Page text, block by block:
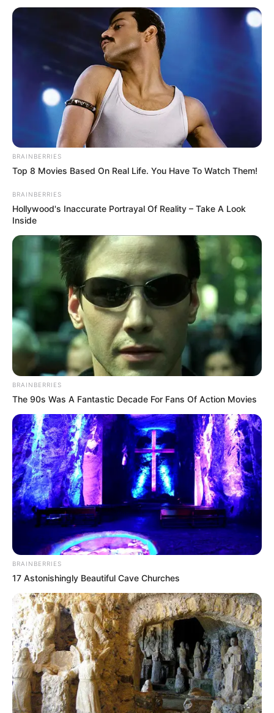
Departamento de Esporte e Lazer
segue preparativos para adaptar
piscina para aulas de
hidroginástica
Departamento de Esporte e Lazer segue preparativos para
adaptar piscina para aulas de hidroginástica.
Fonte: Assessoria
ESPORTE 24/06/2023 Foto: Divulgação
ShareFacebookWhatsAppTelegramMessenger
X
Departamento de Esporte e Lazer segue preparativos para
adaptar piscina para aulas de hidroginástica
O Departamento de Esporte e Lazer da Prefeitura Municipal
segue os preparativos na Piscina Municipal para o início
das aulas de hidroginástica. Seguindo as orientações dos
professores contratados para ministrar as atividades
BRAINBERRIES
Top 8 Movies Based On Real Life. You Have To Watch Them!
BRAINBERRIES
Hollywood's Inaccurate Portrayal Of Reality – Take A Look
Inside
BRAINBERRIES
The 90s Was A Fantastic Decade For Fans Of Action Movies
BRAINBERRIES
17 Astonishingly Beautiful Cave Churches